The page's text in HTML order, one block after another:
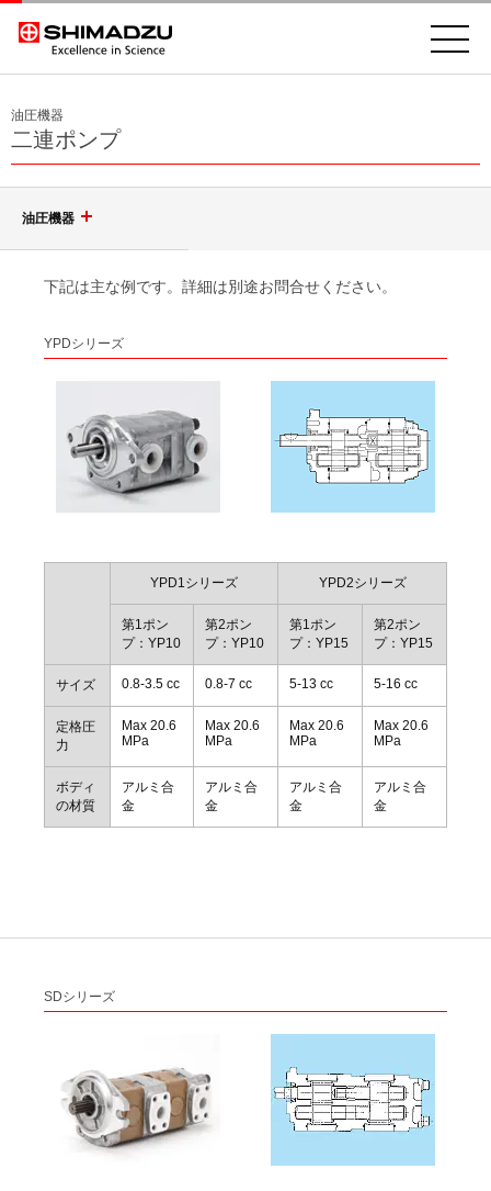
油圧機器
二連ポンプ
油圧機器
油圧ギヤポンプ
単体ポンプ
パワーパッケージ
下記は主な例です。詳細は別途お問合せください。
YPDシリーズ
YPD1シリーズ YPD2シリーズ
第1ポン
プ：YP10
第2ポン
プ：YP10
第1ポン
プ：YP15
第2ポン
プ：YP15
サイズ 0.8-3.5 cc 0.8-7 cc 5-13 cc 5-16 cc
定格圧
力
Max 20.6
MPa
Max 20.6
MPa
Max 20.6
MPa
Max 20.6
MPa
ボディ
の材質
アルミ合
金
アルミ合
金
アルミ合
金
アルミ合
金
SDシリーズ